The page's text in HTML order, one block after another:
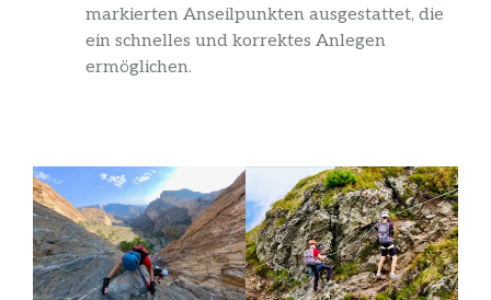
markierten Anseilpunkten ausgestattet, die
ein schnelles und korrektes Anlegen
ermöglichen.